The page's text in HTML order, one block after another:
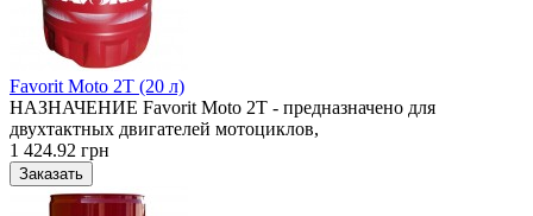
Favorit Moto 2T (20 л)
НАЗНАЧЕНИЕ Favorit Moto 2T - предназначено для
двухтактных двигателей мотоциклов,
1 424.92 грн